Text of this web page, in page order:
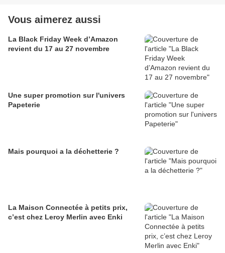
Vous aimerez aussi
La Black Friday Week d’Amazon
revient du 17 au 27 novembre
Une super promotion sur l'univers
Papeterie
Mais pourquoi a la déchetterie ?
La Maison Connectée à petits prix,
c’est chez Leroy Merlin avec Enki